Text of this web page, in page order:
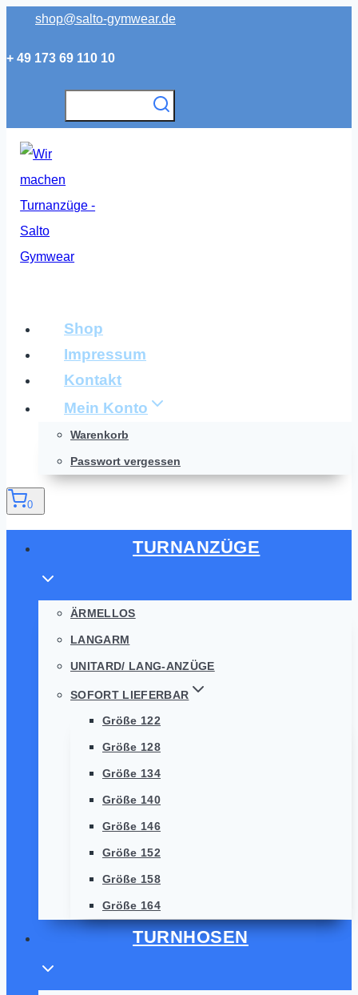
shop@salto-gymwear.de
+ 49 173 69 110 10
Shop
Impressum
Kontakt
Mein Konto
Warenkorb
Passwort vergessen
0
TURNANZÜGE
ÄRMELLOS
LANGARM
UNITARD/ LANG-ANZÜGE
SOFORT LIEFERBAR
Größe 122
Größe 128
Größe 134
Größe 140
Größe 146
Größe 152
Größe 158
Größe 164
TURNHOSEN